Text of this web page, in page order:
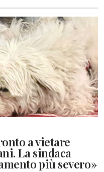
a vietare
La sindaca
più severo»